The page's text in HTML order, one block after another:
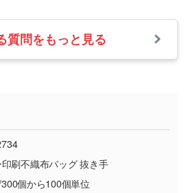
ーションや濃淡を表現した
ーを使って印刷したい／印
る
のカラーチップの指定や、
いた印刷色が本体色に合わ
に影響しそうな場合は、ス
ご案内することもございま
損傷・故障している場合
商品が届いた場合
場合
良品基準について
ない場合】
を加工された場合、または
ッフよりメールにてご連絡
話でのご質問も受け付けて
営業時間10:00～
ムはこちら
質問をもっと見る
刷不織布バッグ 抜き手
個から100個単位